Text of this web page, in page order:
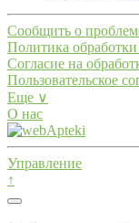
Сообщить о
Политика
Согласие на
Пользовательское
Еще ∨
О нас
Управление
↑